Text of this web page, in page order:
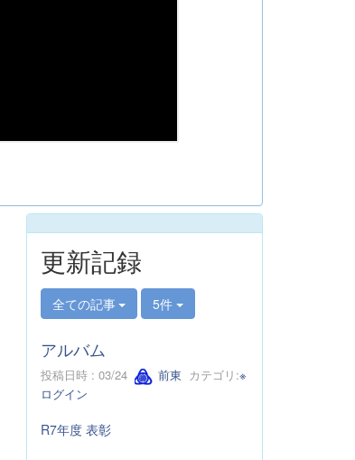
更新記録
全ての記事 5件
アルバム
投稿日時 : 03/24 前東 カテゴリ:※
ログイン
R7年度 表彰